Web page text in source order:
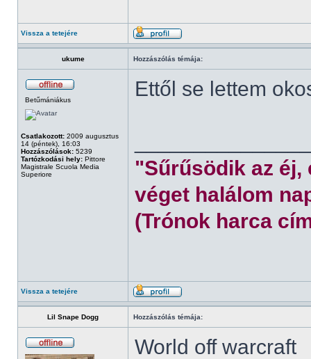
Vissza a tetejére
ukume Hozzászólás témája:
Betűmániákus
Csatlakozott: 2009 augusztus
14 (péntek), 16:03
Hozzászólások: 5239
Tartózkodási hely: Pittore
Magistrale Scuola Media
Superiore
Ettől se lettem
"Sűrűsödik az éj,
véget halálom
(Trónok harca
Vissza a tetejére
Lil Snape Dogg Hozzászólás témája:
World off warcraft